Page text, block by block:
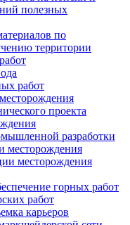
полезных
по
территории
работ
проекта
разработки
месторождения
месторождения
горных работ
работ
карьеров